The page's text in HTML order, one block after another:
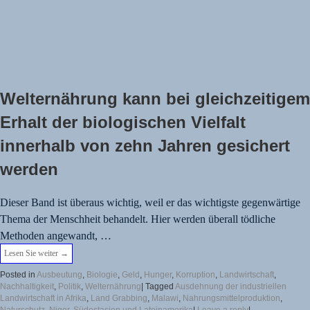
Welternährung kann bei gleichzeitigem
Erhalt der biologischen Vielfalt
innerhalb von zehn Jahren gesichert
werden
Dieser Band ist überaus wichtig, weil er das wichtigste gegenwärtige
Thema der Menschheit behandelt. Hier werden überall tödliche
Methoden angewandt, …
Lesen Sie weiter →
Posted in Ausbeutung, Biologie, Geld , Hunger, Korruption, Landwirtschaft,
Nachhaltigkeit, Politik, Welternährung Tagged Ausdehnung der industriellen
Landwirtschaft in Afrika, Land Grabbing, Malawi, Nahrungsmittelproduktion,